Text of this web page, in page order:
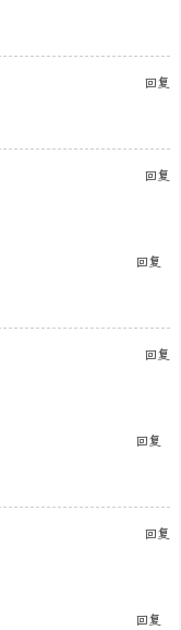
回复
回复
回复
回复
回复
回复
回复